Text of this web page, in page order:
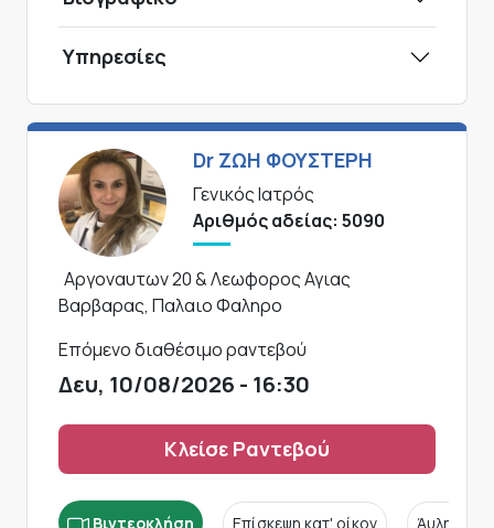
Υπηρεσίες
Dr ΖΩΗ ΦΟΥΣΤΕΡΗ
Γενικός Ιατρός
Αριθμός αδείας: 5090
Αργοναυτων 20 & Λεωφορος Αγιας
Βαρβαρας, Παλαιο Φαληρο
Επόμενο διαθέσιμο ραντεβού
Δευ, 10/08/2026 - 16:30
Κλείσε Ραντεβού
Βιντεοκλήση Επίσκεψη κατ' οίκον Άυλη